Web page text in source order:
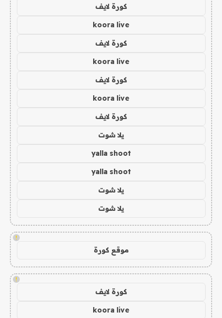
كورة لايف
koora live
كورة لايف
koora live
كورة لايف
koora live
كورة لايف
يلا شوت
yalla shoot
yalla shoot
يلا شوت
يلا شوت
!
موقع كورة
!
كورة لايف
koora live